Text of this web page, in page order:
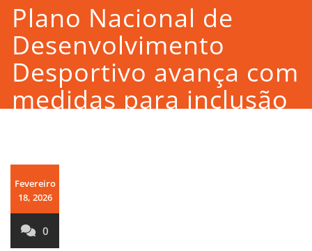
Plano Nacional de
Desenvolvimento
Desportivo avança com
medidas para inclusão
Fevereiro
18, 2026
0